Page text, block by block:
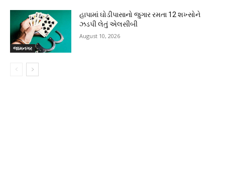
જામનગર
હાપામાં ઘોડીપાસાનો જુગાર રમતા 12 શખ્સોને
ઝડપી લેતું એલસીબી
August 10, 2026